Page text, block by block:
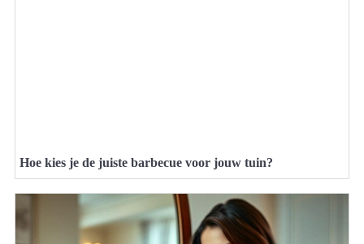
Hoe kies je de juiste barbecue voor jouw tuin?